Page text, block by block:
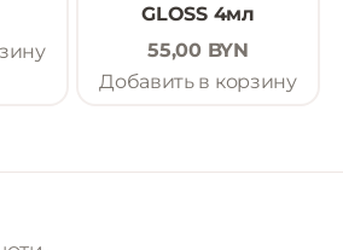
GLOSS 4мл
55,00 BYN
Добавить в корзину